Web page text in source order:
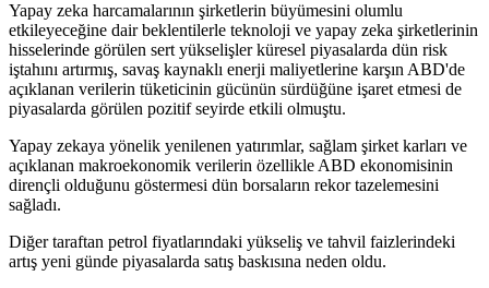
Yapay zeka harcamalarının şirketlerin büyümesini olumlu
etkileyeceğine dair beklentilerle teknoloji ve yapay zeka şirketlerinin
hisselerinde görülen sert yükselişler küresel piyasalarda dün risk
iştahını artırmış, savaş kaynaklı enerji maliyetlerine karşın ABD'de
açıklanan verilerin tüketicinin gücünün sürdüğüne işaret etmesi de
piyasalarda görülen pozitif seyirde etkili olmuştu.
Yapay zekaya yönelik yenilenen yatırımlar, sağlam şirket karları ve
açıklanan makroekonomik verilerin özellikle ABD ekonomisinin
dirençli olduğunu göstermesi dün borsaların rekor tazelemesini
sağladı.
Diğer taraftan petrol fiyatlarındaki yükseliş ve tahvil faizlerindeki
artış yeni günde piyasalarda satış baskısına neden oldu.